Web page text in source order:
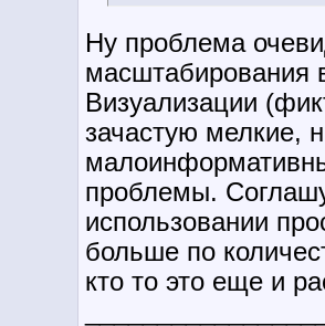
Ну проблема
масштабирования
Визуализации
зачастую мелкие,
проблемы.
использовании
больше по
кто то это еще и